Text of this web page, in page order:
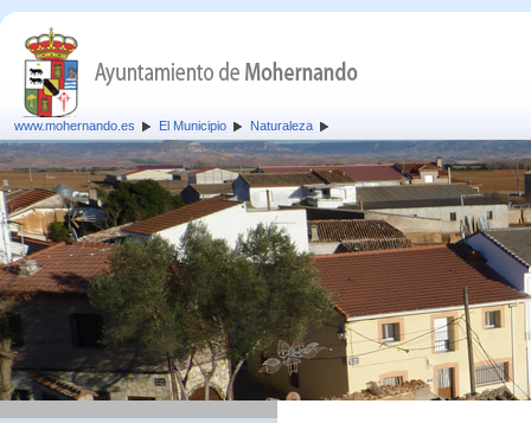
www.mohernando.es El Municipio Naturaleza